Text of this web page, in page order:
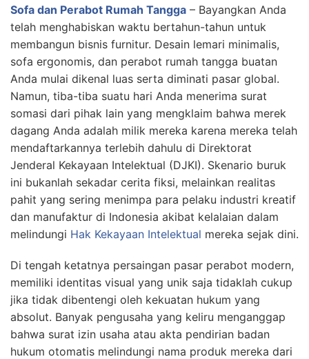
Sofa dan Perabot Rumah Tangga – Bayangkan Anda
telah menghabiskan waktu bertahun-tahun untuk
membangun bisnis furnitur. Desain lemari minimalis,
sofa ergonomis, dan perabot rumah tangga buatan
Anda mulai dikenal luas serta diminati pasar global.
Namun, tiba-tiba suatu hari Anda menerima surat
somasi dari pihak lain yang mengklaim bahwa merek
dagang Anda adalah milik mereka karena mereka telah
mendaftarkannya terlebih dahulu di Direktorat
Jenderal Kekayaan Intelektual (DJKI). Skenario buruk
ini bukanlah sekadar cerita fiksi, melainkan realitas
pahit yang sering menimpa para pelaku industri kreatif
dan manufaktur di Indonesia akibat kelalaian dalam
melindungi Hak Kekayaan Intelektual mereka sejak dini.
Di tengah ketatnya persaingan pasar perabot modern,
memiliki identitas visual yang unik saja tidaklah cukup
jika tidak dibentengi oleh kekuatan hukum yang
absolut. Banyak pengusaha yang keliru menganggap
bahwa surat izin usaha atau akta pendirian badan
hukum otomatis melindungi nama produk mereka dari